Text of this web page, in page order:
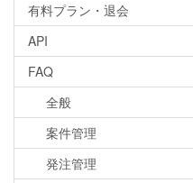
有料プラン・退会
API
FAQ
全般
案件管理
発注管理